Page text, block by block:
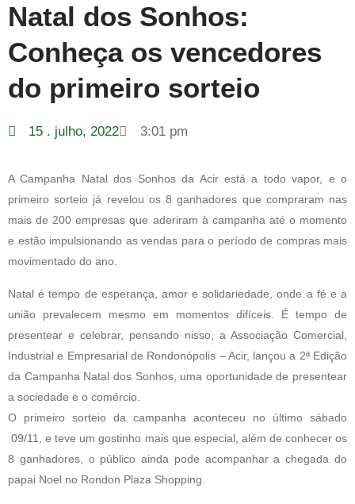
Natal dos Sonhos:
Conheça os vencedores
do primeiro sorteio
15 . julho, 2022 3:01 pm
A Campanha Natal dos Sonhos da Acir está a todo vapor, e o
primeiro sorteio já revelou os 8 ganhadores que compraram nas
mais de 200 empresas que aderiram à campanha até o momento
e estão impulsionando as vendas para o período de compras mais
movimentado do ano.
Natal é tempo de esperança, amor e solidariedade, onde a fé e a
união prevalecem mesmo em momentos difíceis. É tempo de
presentear e celebrar, pensando nisso, a Associação Comercial,
Industrial e Empresarial de Rondonópolis – Acir, lançou a 2ª Edição
da Campanha Natal dos Sonhos, uma oportunidade de presentear
a sociedade e o comércio.
O primeiro sorteio da campanha aconteceu no último sábado
09/11, e teve um gostinho mais que especial, além de conhecer os
8 ganhadores, o público ainda pode acompanhar a chegada do
papai Noel no Rondon Plaza Shopping.